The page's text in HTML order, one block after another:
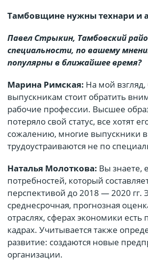
Тамбовщине нужны технари и
Павел Стрыкин, Тамбовский
специальности, по вашему
популярны в ближайшее время?
Марина Римская: На мой
выпускникам стоит обратить
рабочие профессии. Высшее
потеряло свой статус, все хотят
сожалению, многие выпускники в
трудоустраиваются не по
Наталья Молоткова: Вы знаете,
потребностей, который
перспективой до 2018 — 2020 гг.
среднесрочная, прогнозная
отраслях, сферах экономики есть
кадрах. Учитывается также
развитие: создаются новые
организации.